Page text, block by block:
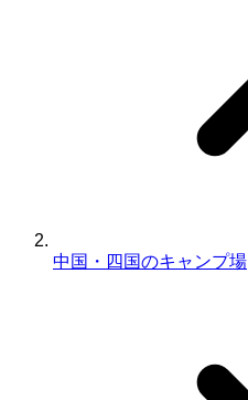
中国・四国のキャンプ場